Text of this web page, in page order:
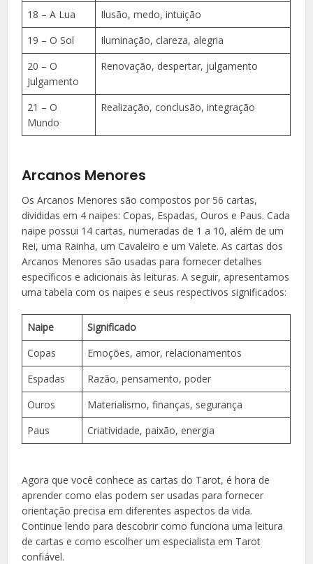
18 – A Lua
Ilusão, medo, intuição
19 – O Sol
Iluminação, clareza, alegria
20 – O
Julgamento
Renovação, despertar, julgamento
21 – O
Mundo
Realização, conclusão, integração
Arcanos Menores
Os Arcanos Menores são compostos por 56 cartas,
divididas em 4 naipes: Copas, Espadas, Ouros e Paus. Cada
naipe possui 14 cartas, numeradas de 1 a 10, além de um
Rei, uma Rainha, um Cavaleiro e um Valete. As cartas dos
Arcanos Menores são usadas para fornecer detalhes
específicos e adicionais às leituras. A seguir, apresentamos
uma tabela com os naipes e seus respectivos significados:
Naipe
Significado
Copas
Emoções, amor, relacionamentos
Espadas
Razão, pensamento, poder
Ouros
Materialismo, finanças, segurança
Paus
Criatividade, paixão, energia
Agora que você conhece as cartas do Tarot, é hora de
aprender como elas podem ser usadas para fornecer
orientação precisa em diferentes aspectos da vida.
Continue lendo para descobrir como funciona uma leitura
de cartas e como escolher um especialista em Tarot
confiável.